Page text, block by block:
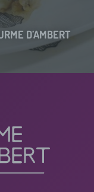
D’AMBERT